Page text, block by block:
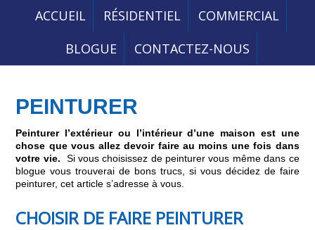
ACCUEIL RÉSIDENTIEL
COMMERCIAL
BLOGUE
CONTACTEZ-NOUS
PEINTURER
Peinturer l’extérieur ou l’intérieur d’une maison est une
chose que vous allez devoir faire au moins une fois dans
votre vie. Si vous choisissez de peinturer vous même dans ce
blogue vous trouverai de bons trucs, si vous décidez de faire
peinturer, cet article s’adresse à vous.
CHOISIR DE FAIRE PEINTURER